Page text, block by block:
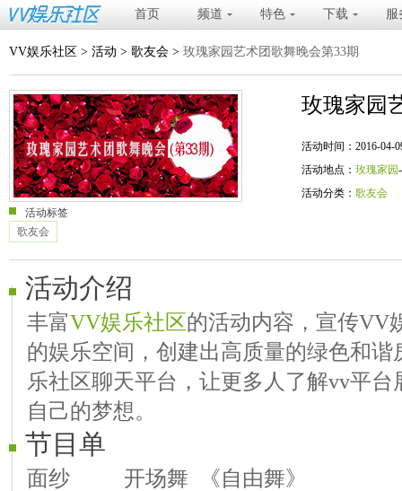
首页 频道 特色 下载 服
VV娱乐社区 > 活动 > 歌友会 > 玫瑰家园艺术团歌舞晚会第33期
玫瑰家园
活动时间：2016-04-
活动地点： 玫瑰家园
活动分类： 歌友会
活动标签
歌友会
活动介绍
丰富VV娱乐社区的活动内容，宣传VV
的娱乐空间，创建出高质量的绿色和
乐社区聊天平台，让更多人了解vv平
自己的梦想。
节目单
面纱 开场舞 《自由舞》